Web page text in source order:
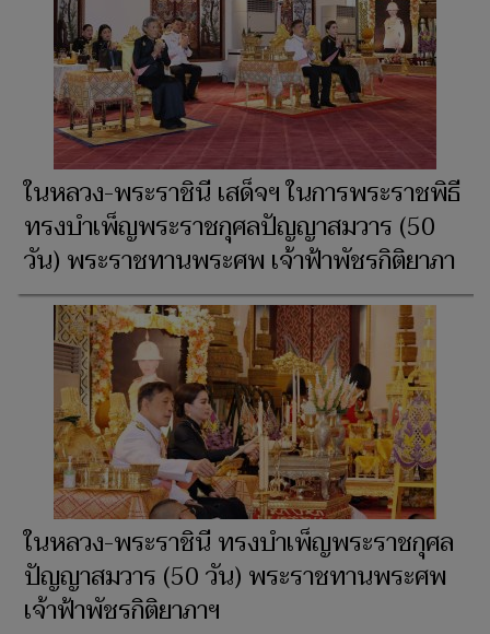
ในหลวง-พระราชินี เสด็จฯ ในการพระราชพิธี
ทรงบำเพ็ญพระราชกุศลปัญญาสมวาร (50
วัน) พระราชทานพระศพ เจ้าฟ้าพัชรกิติยาภา
ในหลวง-พระราชินี ทรงบำเพ็ญพระราชกุศล
ปัญญาสมวาร (50 วัน) พระราชทานพระศพ
เจ้าฟ้าพัชรกิติยาภาฯ